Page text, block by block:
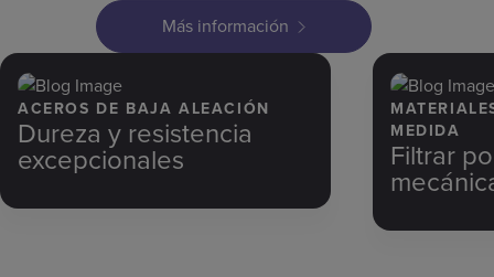
Más información
ACEROS DE BAJA ALEACIÓN
Dureza y resistencia
excepcionales
MEDIDA
Filtrar